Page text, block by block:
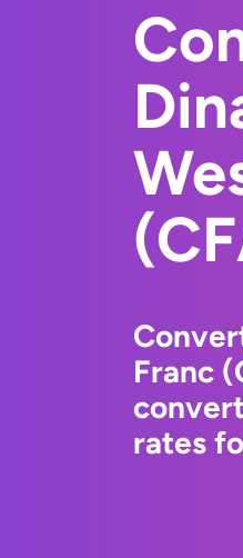
Franc
rates